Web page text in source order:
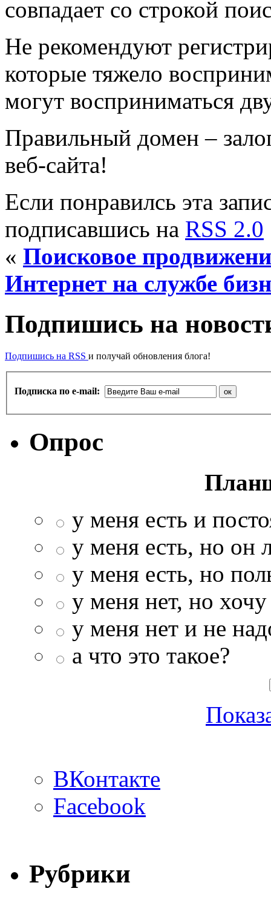
совпадает со строкой
Не рекомендуют
которые тяжело
могут восприниматься
Правильный домен –
веб-сайта!
Если понравилсь эта
подписавшись на RSS 2.0
« Поисковое
Интернет на службе
Подпишись на
Подпишись на RSS и получай обновления блога!
Подписка по e-mail:
Опрос
у меня есть и
у меня есть, но он
у меня есть, но
у меня нет, но хочу
у меня нет и не
а что это такое?
ВКонтакте
Facebook
Рубрики